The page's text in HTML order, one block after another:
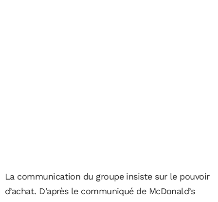
La communication du groupe insiste sur le pouvoir
d’achat. D'après le communiqué de McDonald’s